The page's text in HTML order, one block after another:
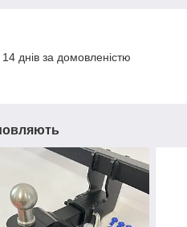
днів за домовленістю